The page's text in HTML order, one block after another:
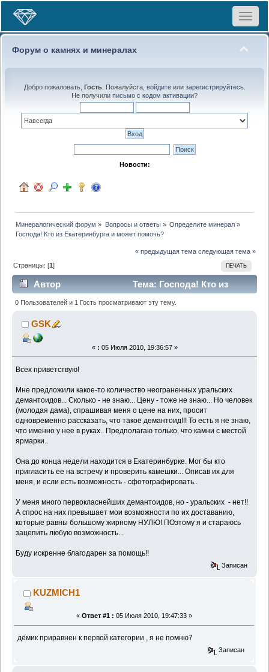
Toggle
Форум о камнях и минералах
Добро пожаловать, Гость. Пожалуйста, войдитеили зарегистрируйтесь.
Не получили письмо с кодом активации?
Новости:
Минералогический форум » Вопросы и ответы» Определите минерал»
Господа! Кто из Екатеринбурга и может помочь?
« предыдущая тема следующая тема »
ПЕЧАТЬ
Страницы: [1]
Автор
Тема: Господа! Кто из
Екатеринбурга и может помочь? (Прочитано 3187
раз)
0 Пользователей и 1 Гость просматривают эту тему.
GSK
« : 05 Июля 2010, 19:36:57 »
Всех приветствую!
Мне предложили какое-то количество неограненных уральских
демантоидов... Сколько - не знаю... Цену - тоже не знаю... Но человек
(молодая дама), спрашивая меня о цене на них, просит
одновременно рассказать, что такое демантоид!!! То есть я не знаю,
что именно у нее в руках.. Предполагаю только, что камни с местой
ярмарки..
Она до конца недели находится в Екатеринбурке. Мог бы кто
пригласить ее на встречу и проверить камешки... Описав их для
меня, и если есть возможность - сфотографировать..
У меня много первокласнейших демантоидов, но - уральских - нет!!
А спрос на них превышает мои возможности по их доставанию,
которые равны большому жирному НУЛЮ! ПОэтому я и стараюсь
зацепить любую возможность...
Буду искренне благодарен за помощь!!
Записан
KUZMICH1
« Ответ #1 : 05 Июля 2010, 19:47:33 »
дёмик приравнен к первой категории , я не помню7
Записан